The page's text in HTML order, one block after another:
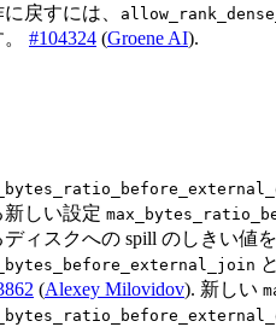
戻すには、
#104324 (Groene AI).
新しい設定
ディスクへの spill のしきい値
(Alexey Milovidov). 新しい